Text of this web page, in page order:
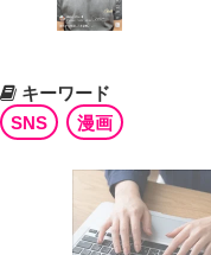
キーワード
SNS
漫画